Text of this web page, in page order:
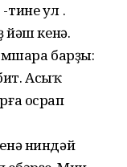
ул .
йәш кенә.
барҙы:
Асыҡ
осрап
ниндәй